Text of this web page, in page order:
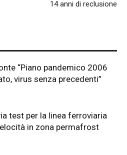
14 anni di reclusione
“Piano pandemico 2006
virus senza precedenti”
test per la linea ferroviaria
in zona permafrost